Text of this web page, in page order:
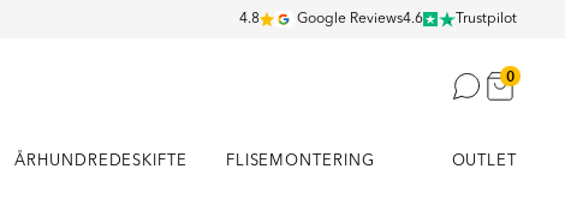
4.8 Google Reviews4.6 Trustpilot
0
ÅRHUNDREDESKIFTE FLISEMONTERING OUTLET